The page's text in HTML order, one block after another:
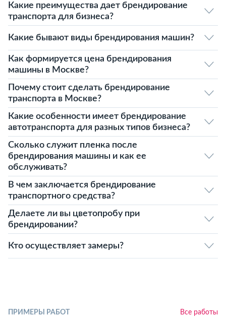
Какие преимущества дает брендирование
транспорта для бизнеса?
Какие бывают виды брендирования машин?
Как формируется цена брендирования
машины в Москве?
Почему стоит сделать брендирование
транспорта в Москве?
Какие особенности имеет брендирование
автотранспорта для разных типов бизнеса?
Сколько служит пленка после
брендирования машины и как ее
обслуживать?
В чем заключается брендирование
транспортного средства?
Делаете ли вы цветопробу при
брендировании?
Кто осуществляет замеры?
ПРИМЕРЫ РАБОТ Все работы